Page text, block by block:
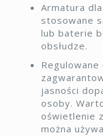
Armatura
stosowane
lub baterie
obsłudze.
jasności
osoby.
oświetlenie
można